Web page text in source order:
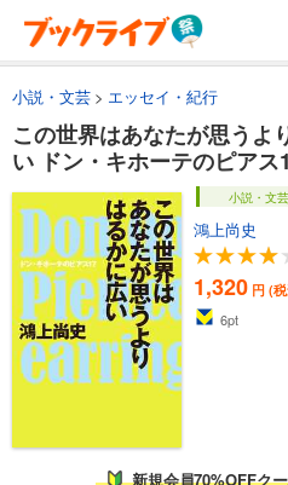
小説・文芸 エッセイ・紀行
この世界はあなたが思うよ
い ドン・キホーテのピアス
小説・文芸
鴻上尚史
1,320 円 (
6pt
新規会員70%OFFク